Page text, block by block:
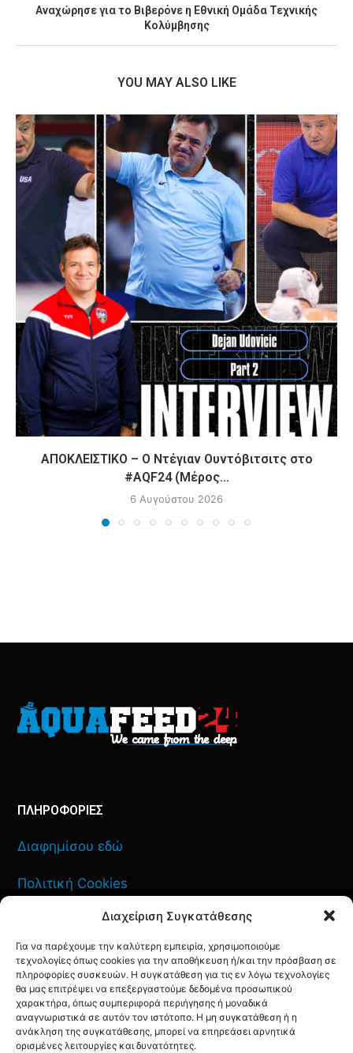
Διαχείριση Συγκατάθεσης
Για να παρέχουμε την καλύτερη εμπειρία, χρησιμοποιούμε
τεχνολογίες όπως cookies για την αποθήκευση ή/και την πρόσβαση σε
πληροφορίες συσκευών. Η συγκατάθεση για τις εν λόγω τεχνολογίες
θα μας επιτρέψει να επεξεργαστούμε δεδομένα προσωπικού
χαρακτήρα, όπως συμπεριφορά περιήγησης ή μοναδικά
αναγνωριστικά σε αυτόν τον ιστότοπο. Η μη συγκατάθεση ή η
ανάκληση της συγκατάθεσης, μπορεί να επηρεάσει αρνητικά
ορισμένες λειτουργίες και δυνατότητες.
Αναχώρησε για το Βιβερόνε η Εθνική Ομάδα Τεχνικής
Κολύμβησης
YOU MAY ALSO LIKE
ΑΠΟΚΛΕΙΣΤΙΚΟ – Ο Ντέγιαν Ουντόβιτσιτς στο
#AQF24 (Μέρος...
6 Αυγούστου 2026
ΠΛΗΡΟΦΟΡΙΕΣ
Διαφημίσου εδώ
Πολιτική Cookies
Πολιτική Απορρήτου
ΕΠΙΚΟΙΝΩΝΙΑ